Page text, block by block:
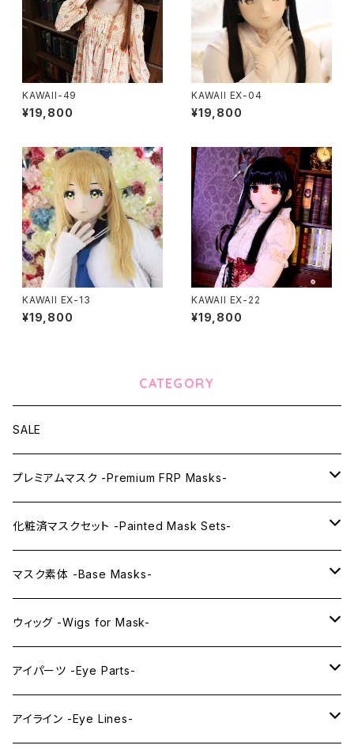
KAWAII-49
¥19,800
KAWAII EX-04
¥19,800
KAWAII EX-13
¥19,800
KAWAII EX-22
¥19,800
CATEGORY
SALE
プレミアムマスク -Premium FRP Masks-
KAWAII PREMIUM Mask & Wig Sets
プレミアムマスク素体-Premium base masks-
プレミアムウィッグ -Premium Wigs-
プレミアムレンズアイ -Premium Lens eye-
化粧済マスクセット -Painted Mask Sets-
KAWAII EX series
KAWAII series
IDOL series
PRINCESS series
マスク素体 -Base Masks-
アニメマスク -Anime Masks-
ドールマスク -Doll Masks-
ウィッグ -Wigs for Mask-
ロング -Long-
ミドル -Middle-
アイパーツ -Eye Parts-
レンズアイ -Lens Eyes-
アイライン -Eye Lines-